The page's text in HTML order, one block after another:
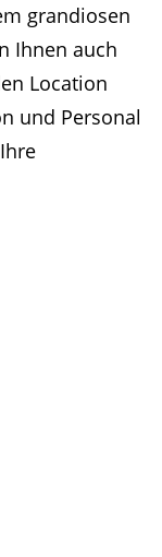
grandiosen
Ihnen auch
Location
und Personal